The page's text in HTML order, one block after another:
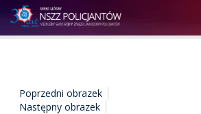
Poprzedni obrazek
Następny obrazek